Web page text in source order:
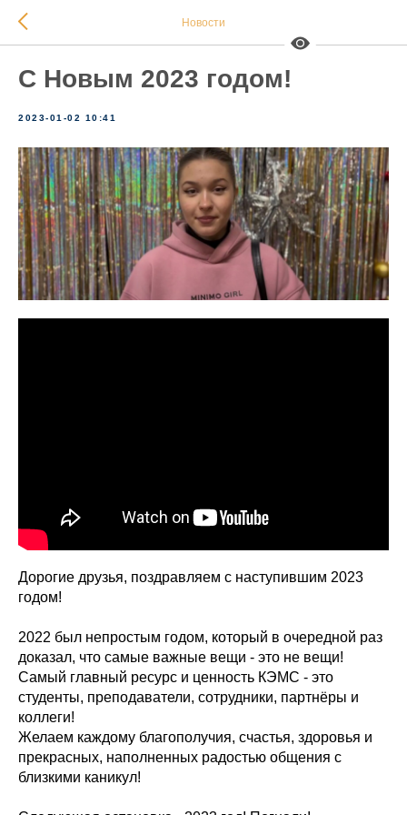
Новости
С Новым 2023 годом!
2023-01-02 10:41
Дорогие друзья, поздравляем с наступившим 2023
годом!
2022 был непростым годом, который в очередной раз
доказал, что самые важные вещи - это не вещи!
Самый главный ресурс и ценность КЭМС - это
студенты, преподаватели, сотрудники, партнёры и
коллеги!
Желаем каждому благополучия, счастья, здоровья и
прекрасных, наполненных радостью общения с
близкими каникул!